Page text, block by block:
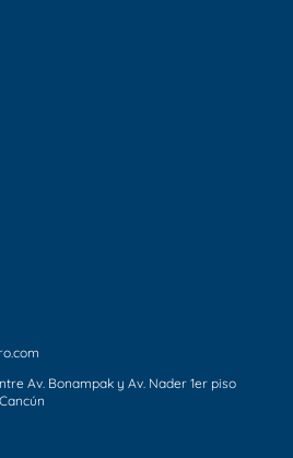
Av. Bonampak y Av. Nader 1er piso